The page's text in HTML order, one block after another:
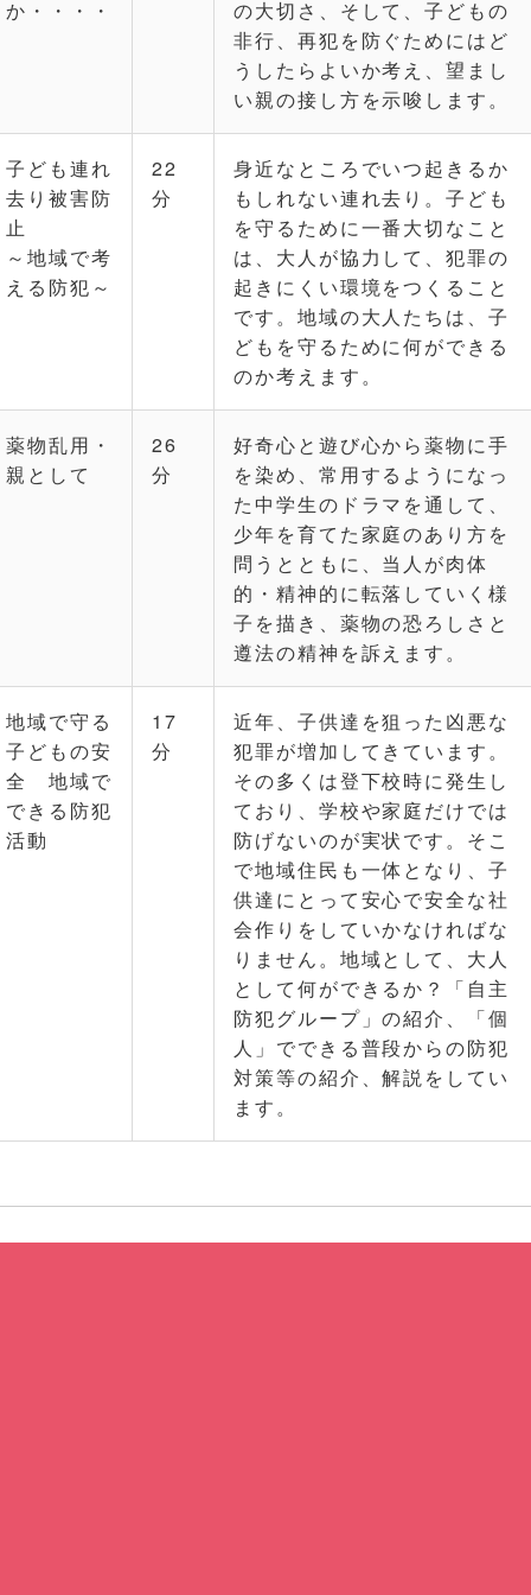
か・・・・
の大切さ、そして、子どもの
非行、再犯を防ぐためにはど
うしたらよいか考え、望まし
い親の接し方を示唆します。
子ども連れ
去り被害防
止
～地域で考
える防犯～
22
分
身近なところでいつ起きるか
もしれない連れ去り。子ども
を守るために一番大切なこと
は、大人が協力して、犯罪の
起きにくい環境をつくること
です。地域の大人たちは、子
どもを守るために何ができる
のか考えます。
薬物乱用・
親として
26
分
好奇心と遊び心から薬物に手
を染め、常用するようになっ
た中学生のドラマを通して、
少年を育てた家庭のあり方を
問うとともに、当人が肉体
的・精神的に転落していく様
子を描き、薬物の恐ろしさと
遵法の精神を訴えます。
地域で守る
子どもの安
全 地域で
できる防犯
活動
17
分
近年、子供達を狙った凶悪な
犯罪が増加してきています。
その多くは登下校時に発生し
ており、学校や家庭だけでは
防げないのが実状です。そこ
で地域住民も一体となり、子
供達にとって安心で安全な社
会作りをしていかなければな
りません。地域として、大人
として何ができるか？「自主
防犯グループ」の紹介、「個
人」でできる普段からの防犯
対策等の紹介、解説をしてい
ます。